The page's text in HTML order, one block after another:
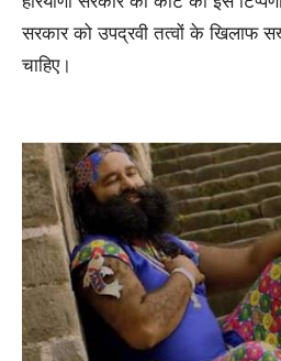
सरकार को उपद्रवी तत्वों के खिलाफ
चाहिए।